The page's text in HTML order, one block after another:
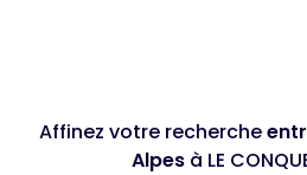
Affinez votre recherche
Alpesà LE